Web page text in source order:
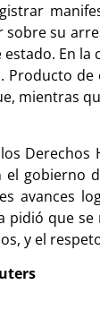
su
En
mientras
gobierno
avances
que
y el